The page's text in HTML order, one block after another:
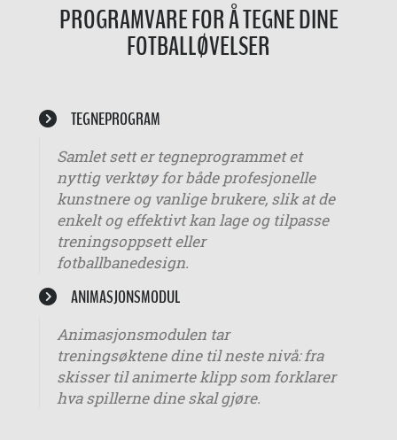
PROGRAMVARE FOR Å TEGNE DINE
FOTBALLØVELSER
TEGNEPROGRAM
Samlet sett er tegneprogrammet et
nyttig verktøy for både profesjonelle
kunstnere og vanlige brukere, slik at de
enkelt og effektivt kan lage og tilpasse
treningsoppsett eller
fotballbanedesign.
ANIMASJONSMODUL
Animasjonsmodulen tar
treningsøktene dine til neste nivå: fra
skisser til animerte klipp som forklarer
hva spillerne dine skal gjøre.